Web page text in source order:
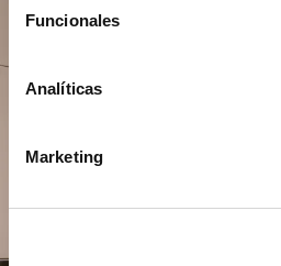
Funcionales
Analíticas
Marketing
Planifique su